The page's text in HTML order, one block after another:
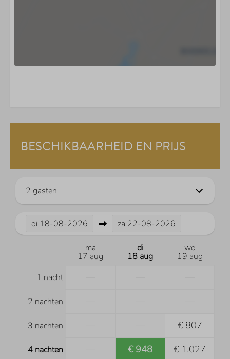
BESCHIKBAARHEID EN PRIJS
2 gasten
di 18-08-2026 za 22-08-2026
ma
17 aug
di
18 aug
wo
19 aug
1 nacht
2 nachten
3 nachten € 807
4 nachten € 948 € 1.027